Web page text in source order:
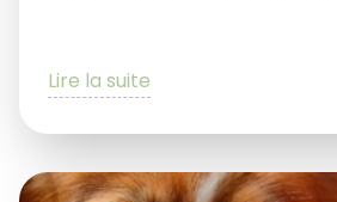
Lire la suite